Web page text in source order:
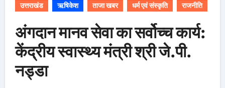
उत्तराखंड ऋषिकेश ताजा खबर धर्म एवं संस्कृति राजनीति
अंगदान मानव सेवा का सर्वोच्च कार्य:
केंद्रीय स्वास्थ्य मंत्री श्री जे.पी.
नड्डा